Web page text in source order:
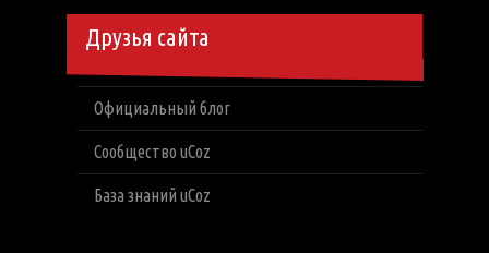
Друзья сайта
Официальный блог
Сообщество uCoz
База знаний uCoz